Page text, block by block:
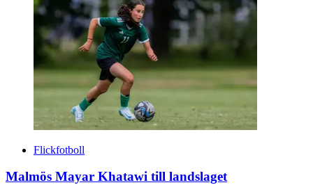
Flickfotboll
Malmös Mayar Khatawi till landslaget